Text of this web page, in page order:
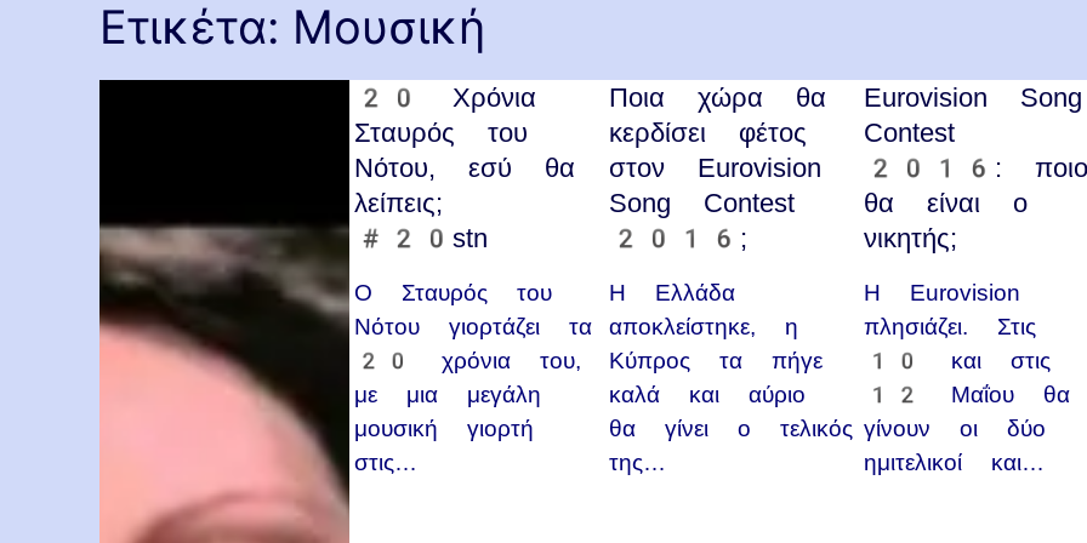
Ετικέτα: Μουσική
20 Χρόνια
Σταυρός του
Νότου, εσύ θα
λείπεις;
#20stn
Ο Σταυρός του
Νότου γιορτάζει τα
20 χρόνια του,
με μια μεγάλη
μουσική γιορτή
στις…
Ποια χώρα θα
κερδίσει φέτος
στον Eurovision
Song Contest
2016;
Η Ελλάδα
αποκλείστηκε, η
Κύπρος τα πήγε
καλά και αύριο
θα γίνει ο τελικός
της…
Eurovision Song
Contest
2016:
θα είναι ο
νικητής;
Η Eurovision
πλησιάζει. Στις
10 και στις
12 Μαΐου θα
γίνουν οι δύο
ημιτελικοί και…